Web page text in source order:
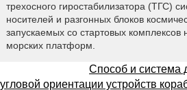
трехосного гиростабилизатора (ТГС)
носителей и разгонных блоков
запускаемых со стартовых комплексов
морских платформ.
Способ и система
угловой ориентации устройств